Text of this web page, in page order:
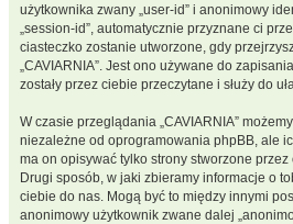
użytkownika zwany „user-id” i anonimowy
„session-id”, automatycznie przyznane ci
ciasteczko zostanie utworzone, gdy
„CAVIARNIA”. Jest ono używane do
zostały przez ciebie przeczytane i służy do
W czasie przeglądania „CAVIARNIA”
niezależne od oprogramowania phpBB, ale
ma on opisywać tylko strony stworzone
Drugi sposób, w jaki zbieramy informacje o
ciebie do nas. Mogą być to między innymi
anonimowy użytkownik zwane dalej